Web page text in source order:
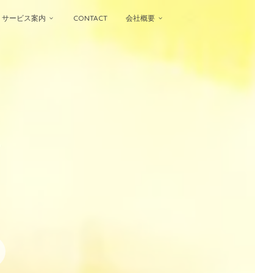
サービス案内 CONTACT 会社概要